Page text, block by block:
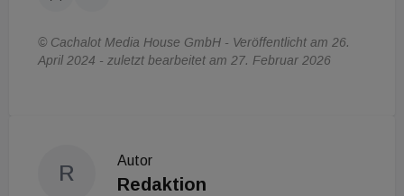
© Cachalot Media House GmbH - Veröffentlicht am 26.
April 2024 - zuletzt bearbeitet am 27. Februar 2026
R
Autor
Redaktion